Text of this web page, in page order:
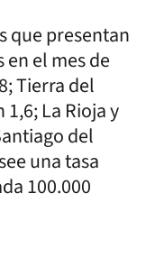
que presentan
el mes de
Tierra del
1,6; La Rioja y
del
una tasa
100.000